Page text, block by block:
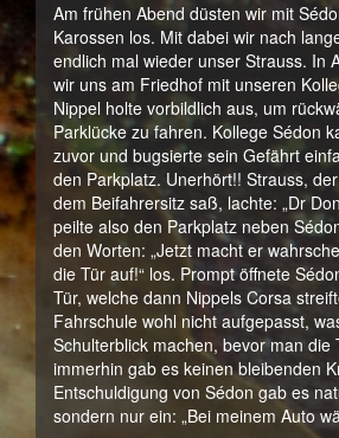
Am frühen Abend düsten wir mit
Karossen los. Mit dabei wir nach
endlich mal wieder unser Strauss. In
wir uns am Friedhof mit unseren
Nippel holte vorbildlich aus, um
Parklücke zu fahren. Kollege Sédon
zuvor und bugsierte sein Gefährt
den Parkplatz. Unerhört!! Strauss,
dem Beifahrersitz saß, lachte: „Dr
peilte also den Parkplatz neben
den Worten: „Jetzt macht er
die Tür auf!“ los. Prompt öffnete
Tür, welche dann Nippels Corsa
Fahrschule wohl nicht aufgepasst,
Schulterblick machen, bevor man die
immerhin gab es keinen bleibenden
Entschuldigung von Sédon gab es
sondern nur ein: „Bei meinem Auto